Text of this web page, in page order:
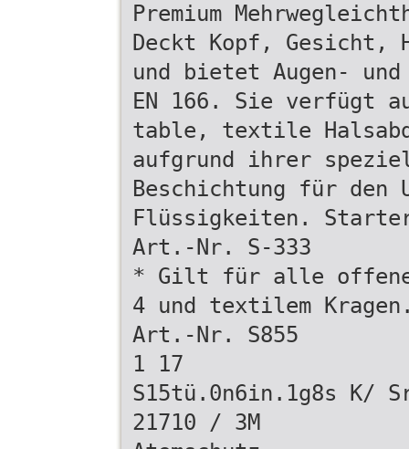
Premium
Deckt Kopf, Gesicht,
und bietet Augen-
EN 166. Sie verfügt
table, textile
aufgrund ihrer
Beschichtung für den
Flüssigkeiten.
Art.-Nr. S-333
* Gilt für alle
4 und textilem
Art.-Nr. S855
1 17
S15tü.0n6in.1g8s K/
21710 / 3M